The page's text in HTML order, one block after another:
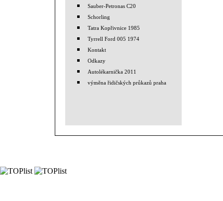
Sauber-Petronas C20
Schorling
Tatra Kopřivnice 1985
Tyrrell Ford 005 1974
Kontakt
Odkazy
Autolékarnička 2011
výměna řidičských průkazů praha